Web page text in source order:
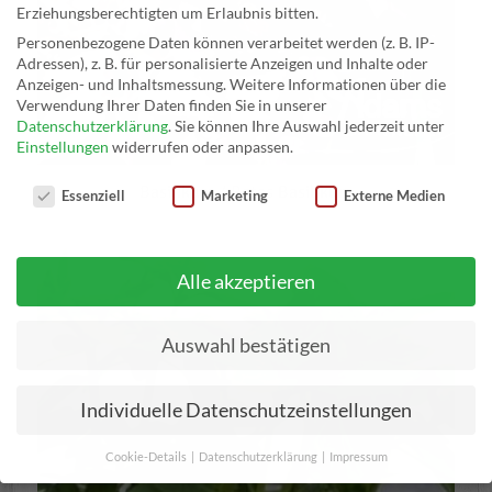
Basilikum / Rotes Basilikum
Erziehungsberechtigten um Erlaubnis bitten.
Personenbezogene Daten können verarbeitet werden (z. B. IP-
Adressen), z. B. für personalisierte Anzeigen und Inhalte oder
Anzeigen- und Inhaltsmessung.Weitere Informationen über die
Verwendung Ihrer Daten finden Sie in unserer
Datenschutzerklärung.Sie können Ihre Auswahl jederzeit unter
Einstellungen widerrufen oder anpassen.
Datenschutzeinstellungen
Essenziell Marketing Externe Medien
Alle akzeptieren
Auswahl bestätigen
Individuelle Datenschutzeinstellungen
Cookie-Details Datenschutzerklärung Impressum
Datenschutzeinstellungen